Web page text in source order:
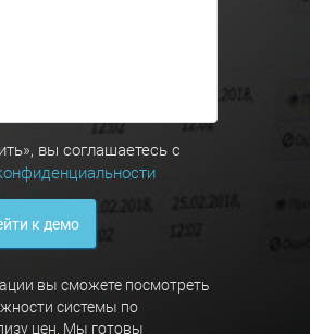
вы соглашаетесь с
к демо
вы сможете посмотреть
системы по
цен. Мы готовы